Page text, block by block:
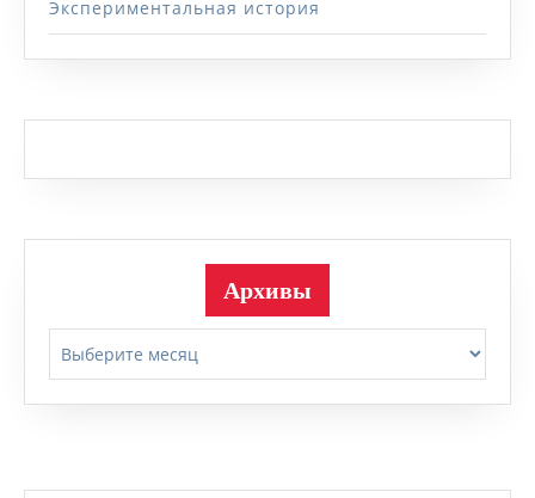
Экспериментальная история
Архивы